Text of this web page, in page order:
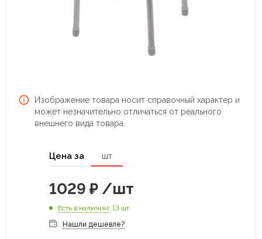
Изображение товара носит справочный характер и
может незначительно отличаться от реального
внешнего вида товара.
Цена за шт
1029 ₽ /шт
Есть в наличии: 13 шт
Нашли дешевле?